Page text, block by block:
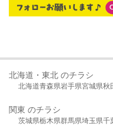
北海道・東北 のチラシ
北海道青森県岩手県宮城県秋
関東 のチラシ
茨城県栃木県群馬県埼玉県千